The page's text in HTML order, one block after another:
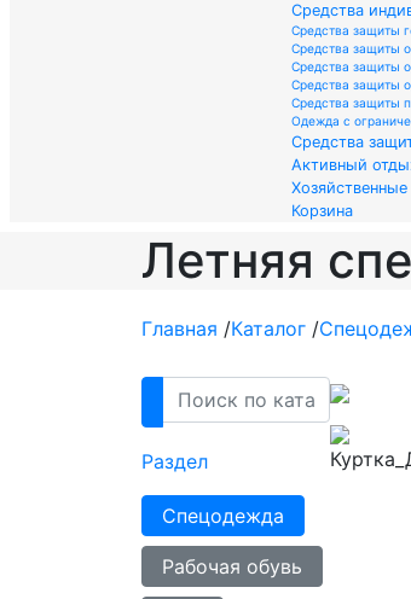
Средства
Средства защиты
Средства защиты
Средства защиты
Средства защиты
Средства защиты
Одежда с
Средства
Активный
Корзина
Летняя
Главная /Каталог /
Раздел
Спецодежда
Рабочая обувь